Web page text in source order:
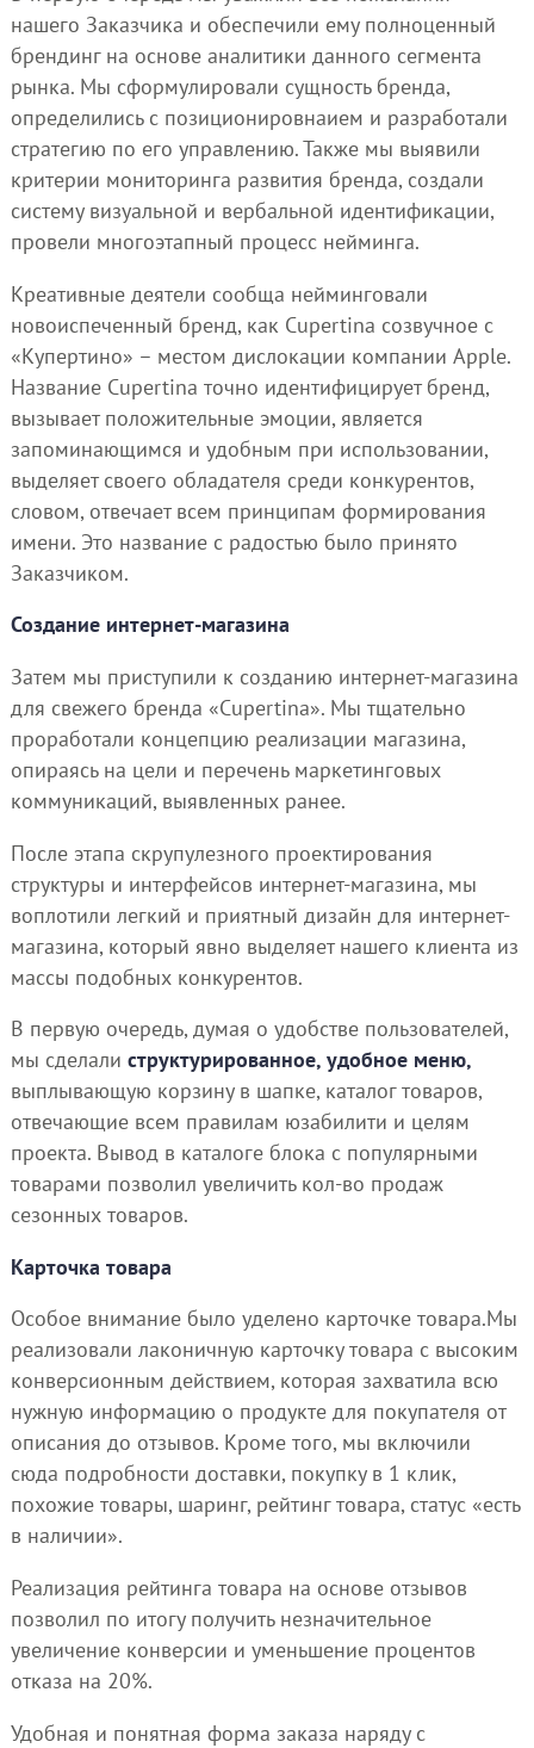
нашего Заказчика и обеспечили ему полноценный
брендинг на основе аналитики данного сегмента
рынка. Мы сформулировали сущность бренда,
определились с позиционировнаием и разработали
стратегию по его управлению. Также мы выявили
критерии мониторинга развития бренда, создали
систему визуальной и вербальной идентификации,
провели многоэтапный процесс нейминга.
Креативные деятели сообща нейминговали
новоиспеченный бренд, как Cupertina созвучное с
«Купертино» – местом дислокации компании Apple.
Название Cupertina точно идентифицирует бренд,
вызывает положительные эмоции, является
запоминающимся и удобным при использовании,
выделяет своего обладателя среди конкурентов,
словом, отвечает всем принципам формирования
имени. Это название с радостью было принято
Заказчиком.
Создание интернет-магазина
Затем мы приступили к созданию интернет-магазина
для свежего бренда «Cupertina». Мы тщательно
проработали концепцию реализации магазина,
опираясь на цели и перечень маркетинговых
коммуникаций, выявленных ранее.
После этапа скрупулезного проектирования
структуры и интерфейсов интернет-магазина, мы
воплотили легкий и приятный дизайн для интернет-
магазина, который явно выделяет нашего клиента из
массы подобных конкурентов.
В первую очередь, думая о удобстве пользователей,
мы сделали структурированное, удобное меню,
выплывающую корзину в шапке, каталог товаров,
отвечающие всем правилам юзабилити и целям
проекта. Вывод в каталоге блока с популярными
товарами позволил увеличить кол-во продаж
сезонных товаров.
Карточка товара
Особое внимание было уделено карточке товара.Мы
реализовали лаконичную карточку товара с высоким
конверсионным действием, которая захватила всю
нужную информацию о продукте для покупателя от
описания до отзывов. Кроме того, мы включили
сюда подробности доставки, покупку в 1 клик,
похожие товары, шаринг, рейтинг товара, статус «есть
в наличии».
Реализация рейтинга товара на основе отзывов
позволил по итогу получить незначительное
увеличение конверсии и уменьшение процентов
отказа на 20%.
Удобная и понятная форма заказа наряду с